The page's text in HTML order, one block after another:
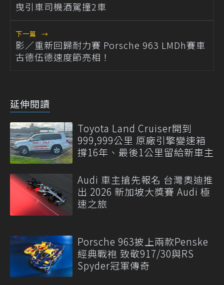
曳引車司機酒駕撞2車
下一篇 →
影／重新回歸耐力賽 Porsche 963 LMDh賽車
古德伍德速度節亮相！
延伸閱讀
Toyota Land Cruiser開到
999,999公里 原廠引擎變速箱
撐16年、最後1公里留給新車主
Audi 車主搶先報名 台灣奧迪推
出 2026 新加坡大獎賽 Audi 極
速之旅
Porsche 963披上兩款Penske
經典戰袍 致敬917/30與RS
Spyder冠軍傳奇